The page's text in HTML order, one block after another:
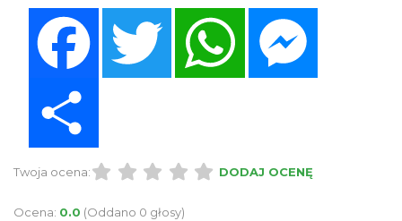
Twitter WhatsApp
Twoja ocena: DODAJ OCENĘ
Ocena: 0.0 (Oddano 0 głosy)